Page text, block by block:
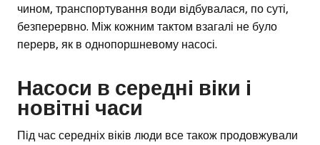
чином, транспортування води відбувалася, по суті,
безперервно. Між кожним тактом взагалі не було
перерв, як в однопоршневому насосі.
Насоси в середні віки і
новітні часи
Під час середніх віків люди все також продовжували